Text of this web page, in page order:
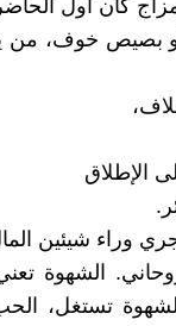
أو بصيص خوف، من
الشهوة
الشهوة تستغل،